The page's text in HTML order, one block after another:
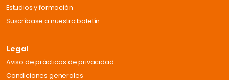
Estudios y formación
Suscríbase a nuestro boletín
Legal
Aviso de prácticas de privacidad
Condiciones generales